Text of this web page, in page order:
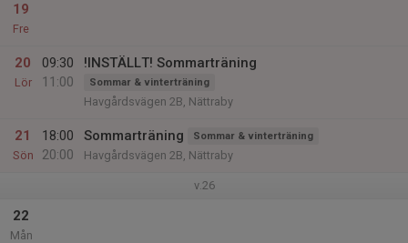
19
Fre
20
Lör
09:30
11:00
!INSTÄLLT! Sommarträning
Sommar & vinterträning
Havgårdsvägen 2B, Nättraby
21
Sön
18:00
20:00
Sommarträning Sommar & vinterträning
Havgårdsvägen 2B, Nättraby
v.26
22
Mån